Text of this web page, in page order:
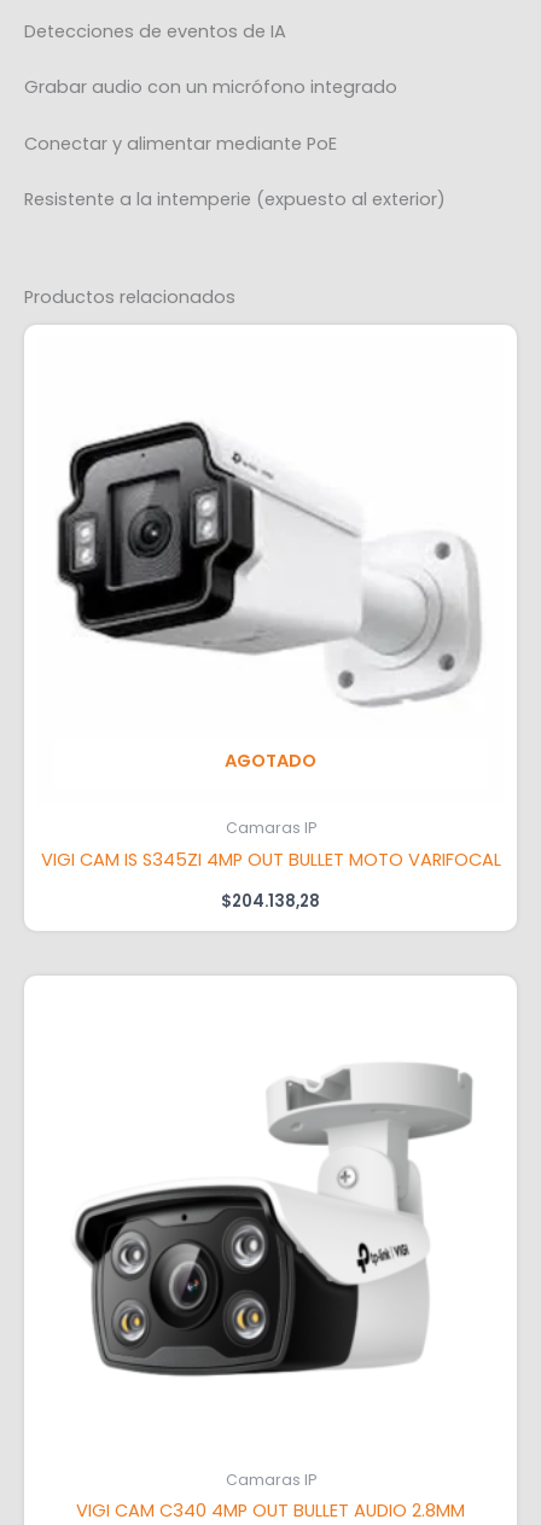
Detecciones de eventos de IA
Grabar audio con un micrófono integrado
Conectar y alimentar mediante PoE
Resistente a la intemperie (expuesto al exterior)
Productos relacionados
AGOTADO
Camaras IP
VIGI CAM IS S345ZI 4MP OUT BULLET MOTO VARIFOCAL
$204.138,28
Camaras IP
VIGI CAM C340 4MP OUT BULLET AUDIO 2.8MM